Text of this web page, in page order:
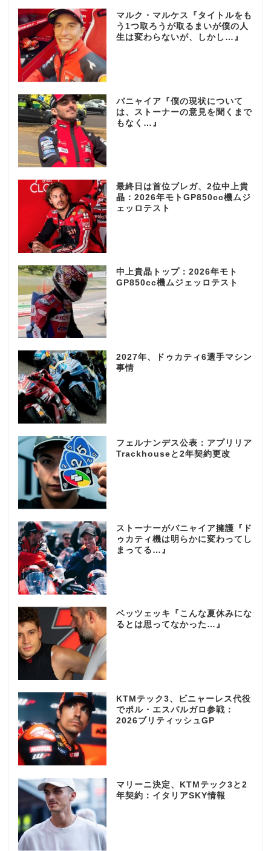
マルク・マルケス『タイトルをも
う1つ取ろうが取るまいが僕の人
生は変わらないが、しかし…』
バニャイア『僕の現状について
は、ストーナーの意見を聞くまで
もなく…』
最終日は首位ブレガ、2位中上貴
晶：2026年モトGP850cc機ムジ
ェッロテスト
中上貴晶トップ：2026年モト
GP850cc機ムジェッロテスト
2027年、ドゥカティ6選手マシン
事情
フェルナンデス公表：アプリリア
Trackhouseと2年契約更改
ストーナーがバニャイア擁護『ド
ゥカティ機は明らかに変わってし
まってる…』
ベッツェッキ『こんな夏休みにな
るとは思ってなかった…』
KTMテック3、ビニャーレス代役
でポル・エスパルガロ参戦：
2026ブリティッシュGP
マリーニ決定、KTMテック3と2
年契約：イタリアSKY情報